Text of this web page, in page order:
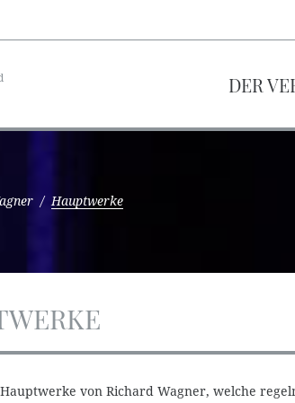
DER
/ Hauptwerke
von Richard Wagner, welche